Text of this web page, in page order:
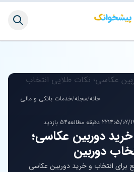
خانه/مجله/خدمات بانکی و مالی
1405/02/22 دقیقه مطالعه 54 بازدید
دوربین عکاسی؛
دوربین
برای انتخاب و خرید دوربین عکاسی